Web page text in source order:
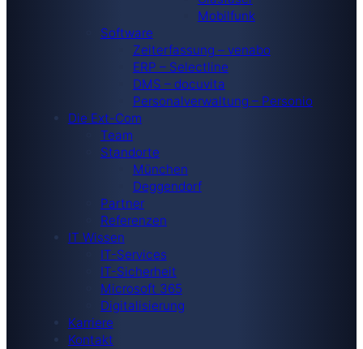
Mobilfunk
Software
Zeiterfassung – venabo
ERP – Selectline
DMS – docuvita
Personalverwaltung – Personio
Die Ext-Com
Team
Standorte
München
Deggendorf
Partner
Referenzen
IT Wissen
IT-Services
IT-Sicherheit
Microsoft 365
Digitalisierung
Karriere
Kontakt